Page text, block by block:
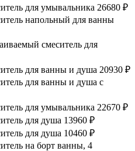
для умывальника 26680 ₽
напольный для ванны
смеситель для
для ванны и душа 20930 ₽
для ванны и душа с
для умывальника 22670 ₽
для душа 13960 ₽
для душа 10460 ₽
на борт ванны, 4